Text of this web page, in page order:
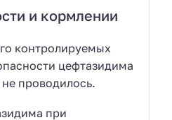
и кормлении
контролируемых
цефтазидима
проводилось.
при